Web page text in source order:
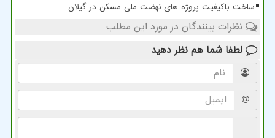
ساخت باکیفیت پروژه های نهضت ملی مسکن در گیلان
نظرات بینندگان در مورد این مطلب
لطفا شما هم نظر دهید